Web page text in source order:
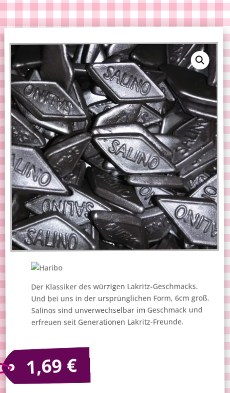
Der Klassiker des würzigen Lakritz-Geschmacks.
Und bei uns in der ursprünglichen Form, 6cm groß.
Salinos sind unverwechselbar im Geschmack und
erfreuen seit Generationen Lakritz-Freunde.
1,69€